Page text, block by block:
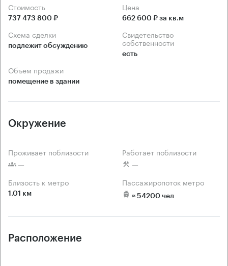
Стоимость
737 473 800 ₽
Цена
662 600 ₽ за кв.м
Схема сделки
подлежит обсуждению
Свидетельство
собственности
есть
Объем продажи
помещение в здании
Окружение
Проживает поблизости
—
Работает поблизости
—
Близость к метро
1.01 км
Пассажиропоток метро
≈ 54200 чел
Расположение